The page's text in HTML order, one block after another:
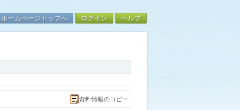
ホームページトップへ ログイン ヘルプ
資料情報のコピー